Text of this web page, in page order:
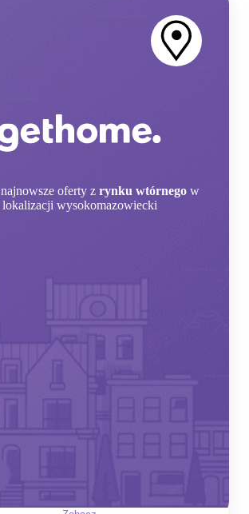
najnowsze oferty z rynku wtórnego w
lokalizacji wysokomazowiecki